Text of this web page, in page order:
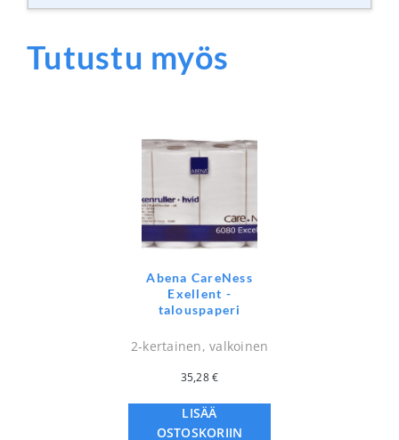
Tutustu myös
Abena CareNess
Exellent -
talouspaperi
2-kertainen, valkoinen
35,28€
LISÄÄ
OSTOSKORIIN